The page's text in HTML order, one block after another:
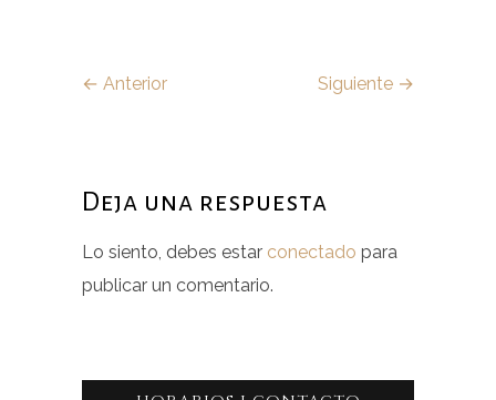
← Anterior Siguiente →
Deja una respuesta
Lo siento, debes estar conectado para
publicar un comentario.